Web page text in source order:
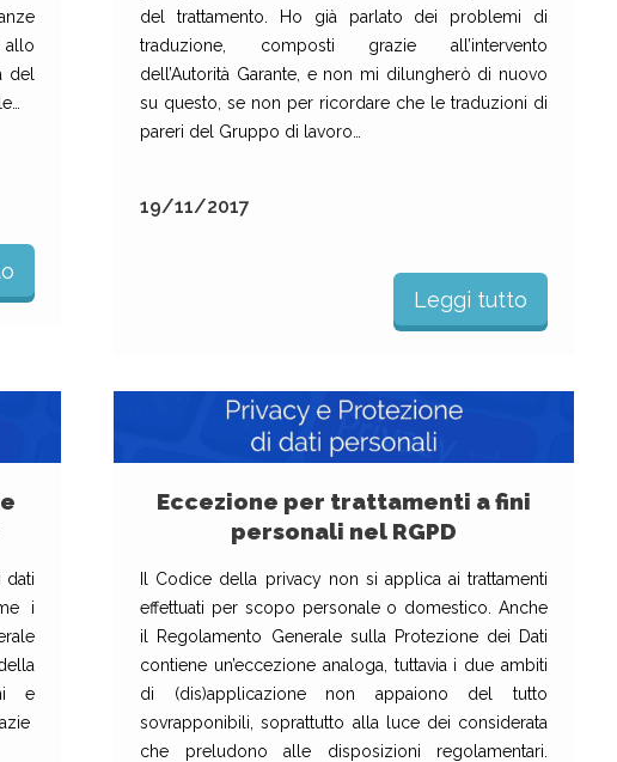
allo
del
del trattamento. Ho già parlato dei problemi di
traduzione, composti grazie all’intervento
dell’Autorità Garante, e non mi dilungherò di nuovo
su questo, se non per ricordare che le traduzioni di
pareri del Gruppo di lavoro…
19/11/2017
Leggi tutto
dati
i
e
Eccezione per trattamenti a fini
personali nel RGPD
Il Codice della privacy non si applica ai trattamenti
effettuati per scopo personale o domestico. Anche
il Regolamento Generale sulla Protezione dei Dati
contiene un’eccezione analoga, tuttavia i due ambiti
di (dis)applicazione non appaiono del tutto
sovrapponibili, soprattutto alla luce dei considerata
che preludono alle disposizioni regolamentari.